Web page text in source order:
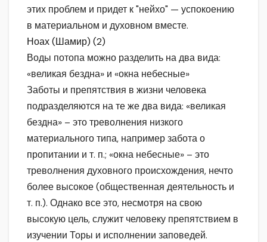
этих проблем и придет к "нейхо" — успокоению
в материальном и духовном вместе.
Ноах (Шамир) (2)
Воды потопа можно разделить на два вида:
«великая бездна» и «окна небесные»
Заботы и препятствия в жизни человека
подразделяются на те же два вида: «великая
бездна» – это треволнения низкого
материального типа, например забота о
пропитании и т. п.; «окна небесные» – это
треволнения духовного происхождения, нечто
более высокое (общественная деятельность и
т. п.). Однако все это, несмотря на свою
высокую цель, служит человеку препятствием в
изучении Торы и исполнении заповедей.